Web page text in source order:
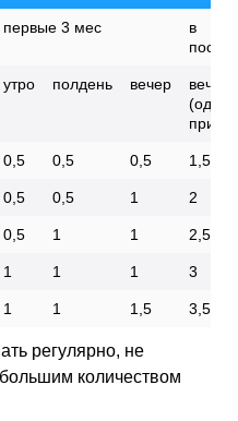
первые 3 мес
в
утро полдень вечер
вечер
0,5 0,5 0,5 1,5
0,5 0,5 1 2
0,5 1 1 2,5
1 1 1 3
1 1 1,5 3,5
регулярно, не
количеством